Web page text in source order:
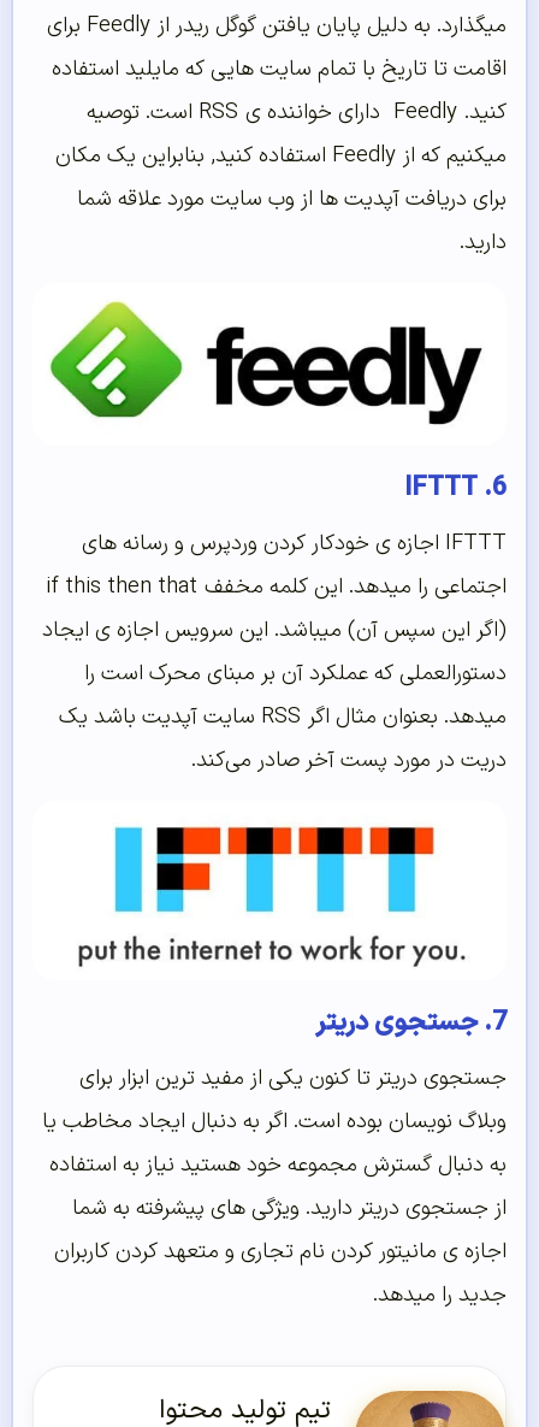
میگذارد. به دلیل پایان یافتن گوگل ریدر از Feedly برای
اقامت تا تاریخ با تمام سایت هایی که مایلید استفاده
کنید. Feedly دارای خواننده ی RSS است. توصیه
میکنیم که از Feedly استفاده کنید, بنابراین یک مکان
برای دریافت آپدیت ها از وب سایت مورد علاقه شما
دارید.
6. IFTTT
IFTTT اجازه ی خودکار کردن وردپرس و رسانه های
اجتماعی را میدهد. این کلمه مخفف if this then that
(اگر این سپس آن) میباشد. این سرویس اجازه ی ایجاد
دستورالعملی که عملکرد آن بر مبنای محرک است را
میدهد. بعنوان مثال اگر RSS سایت آپدیت باشد یک
دریت در مورد پست آخر صادر می‌کند.
7. جستجوی دریتر
جستجوی دریتر تا کنون یکی از مفید ترین ابزار برای
وبلاگ نویسان بوده است. اگر به دنبال ایجاد مخاطب یا
به دنبال گسترش مجموعه خود هستید نیاز به استفاده
از جستجوی دریتر دارید. ویژگی های پیشرفته به شما
اجازه ی مانیتور کردن نام تجاری و متعهد کردن کاربران
جدید را میدهد.
تیم تولید محتوا